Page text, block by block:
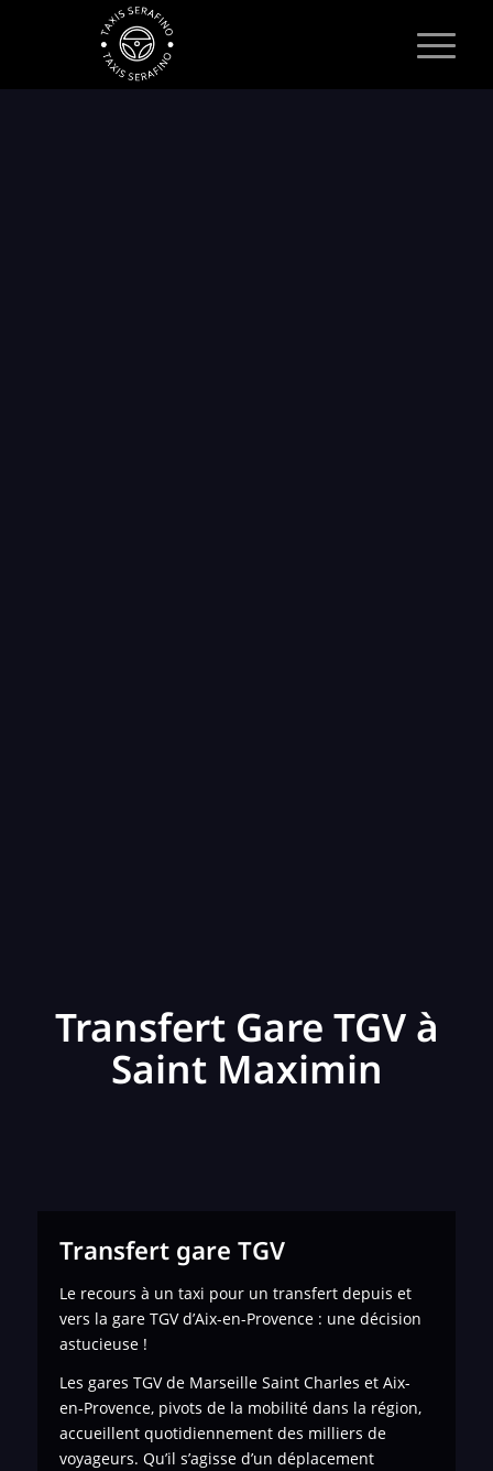
Transfert Gare TGV à
Saint Maximin
Transfert gare TGV
Le recours à un taxi pour un transfert depuis et
vers la gare TGV d’Aix-en-Provence : une décision
astucieuse !
Les gares TGV de Marseille Saint Charles et Aix-
en-Provence, pivots de la mobilité dans la région,
accueillent quotidiennement des milliers de
voyageurs. Qu’il s’agisse d’un déplacement